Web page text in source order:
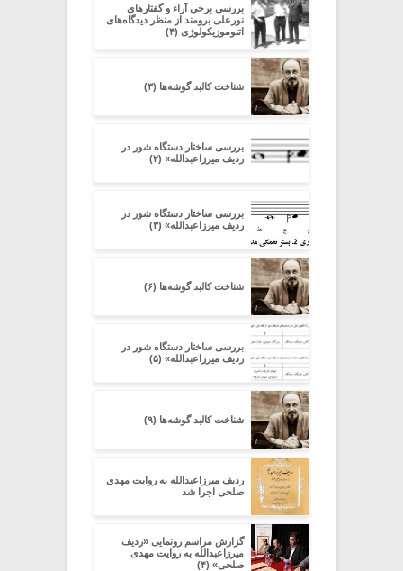
بررسی برخی آراء و گفتارهای
نورعلی برومند از منظر دیدگاه‌های
اتنوموزیکولوژی (۴)
شناخت کالبد گوشه‌ها (۳)
بررسی ساختار دستگاه شور در
ردیف میرزاعبدالله» (۲)
بررسی ساختار دستگاه شور در
ردیف میرزاعبدالله» (۳)
شناخت کالبد گوشه‌ها (۶)
بررسی ساختار دستگاه شور در
ردیف میرزاعبدالله» (۵)
شناخت کالبد گوشه‌ها (۹)
ردیف میرزاعبدالله به روایت مهدی
صلحی اجرا شد
گزارش مراسم رونمایی «ردیف
میرزاعبدالله به روایت مهدی
صلحی» (۴)